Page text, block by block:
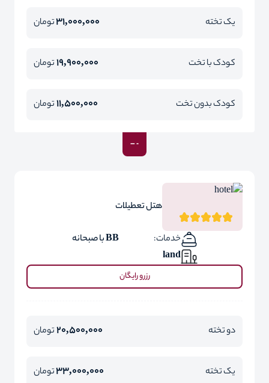
یک تخته 31,000,000تومان
کودک با تخت 19,900,000تومان
کودک بدون تخت 11,500,000تومان
هتل تعطیلات
خدمات:
BB با صبحانه
land
رزرو رایگان
دو تخته 20,500,000تومان
یک تخته 33,000,000تومان